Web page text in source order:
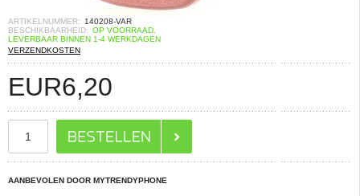
ARTIKELNUMMER:
140208-VAR
BESCHIKBAARHEID: OP VOORRAAD.
LEVERBAAR BINNEN 1-4 WERKDAGEN
VERZENDKOSTEN
EUR6,20
AANBEVOLEN DOOR MYTRENDYPHONE